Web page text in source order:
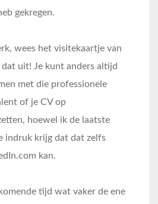
gekregen.
wees het visitekaartje van
uit! Je kunt anders altijd
met die professionele
of je CV op
hoewel ik de laatste
indruk krijg dat dat zelfs
kan.
tijd wat vaker de ene